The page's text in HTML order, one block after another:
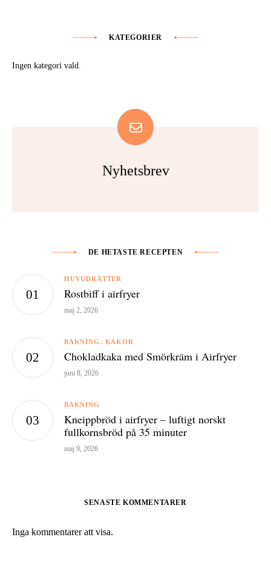
KATEGORIER
Ingen kategori vald.
Nyhetsbrev
DE HETASTE RECEPTEN
HUVUDRÄTTER
Rostbiff i airfryer
maj 2, 2026
BAKNING KAKOR
Chokladkaka med Smörkräm i Airfryer
juni 8, 2026
BAKNING
Kneippbröd i airfryer – luftigt norskt
fullkornsbröd på 35 minuter
maj 9, 2026
SENASTE KOMMENTARER
Inga kommentarer att visa.